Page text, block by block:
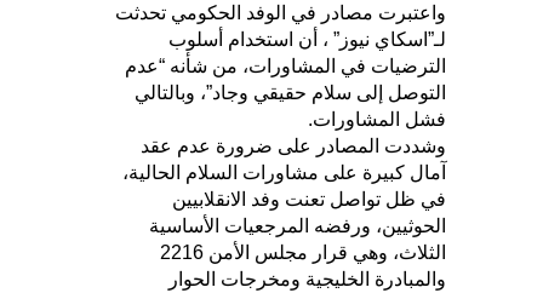
واعتبرت مصادر في الوفد الحكومي تحدثت
لـ”اسكاي نيوز” ، أن استخدام أسلوب
الترضيات في المشاورات، من شأنه “عدم
التوصل إلى سلام حقيقي وجاد”، وبالتالي
فشل المشاورات.
وشددت المصادر على ضرورة عدم عقد
آمال كبيرة على مشاورات السلام الحالية،
في ظل تواصل تعنت وفد الانقلابيين
الحوثيين، ورفضه المرجعيات الأساسية
الثلاث، وهي قرار مجلس الأمن 2216
والمبادرة الخليجية ومخرجات الحوار